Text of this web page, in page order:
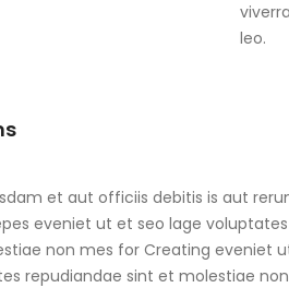
leo.
et aut officiis debitis is aut
eveniet ut et seo lage voluptates
non mes for Creating eveniet
repudiandae sint et molestiae non